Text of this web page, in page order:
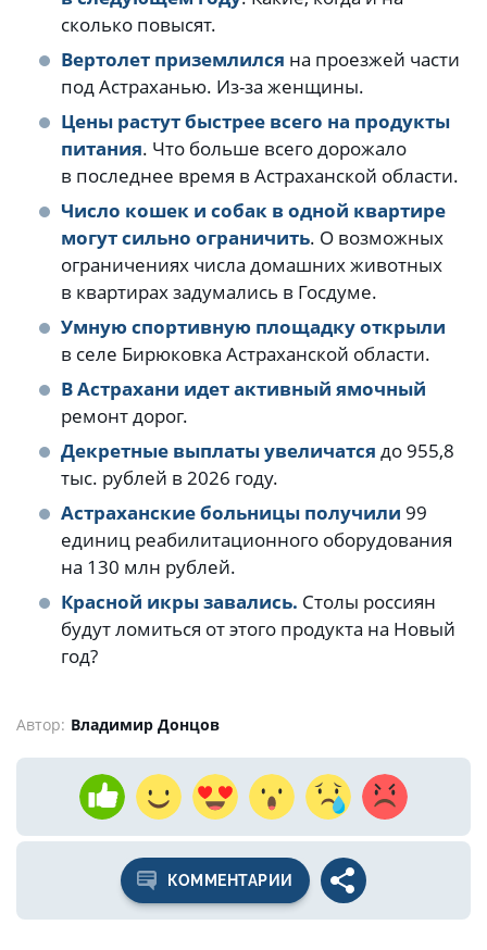
сколько повысят.
Вертолет приземлился на проезжей части
под Астраханью. Из-за женщины.
Цены растут быстрее всего на продукты
питания. Что больше всего дорожало
в последнее время в Астраханской области.
Число кошек и собак в одной квартире
могут сильно ограничить. О возможных
ограничениях числа домашних животных
в квартирах задумались в Госдуме.
Умную спортивную площадку открыли
в селе Бирюковка Астраханской области.
В Астрахани идет активный ямочный
ремонт дорог.
Декретные выплаты увеличатся до 955,8
тыс. рублей в 2026 году.
Астраханские больницы получили 99
единиц реабилитационного оборудования
на 130 млн рублей.
Красной икры завались. Столы россиян
будут ломиться от этого продукта на Новый
год?
Автор: Владимир Донцов
КОММЕНТАРИИ